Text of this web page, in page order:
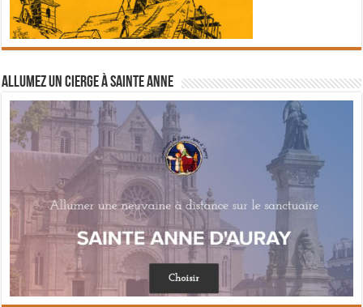
Allumez un cierge à Sainte Anne